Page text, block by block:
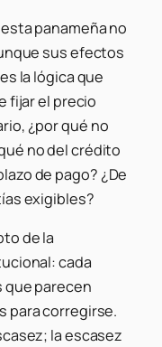
panameña no
sus efectos
la lógica que
fijar el precio
¿por qué no
no del crédito
de pago? ¿De
exigibles?
de la
cada
parecen
para corregirse.
la escasez